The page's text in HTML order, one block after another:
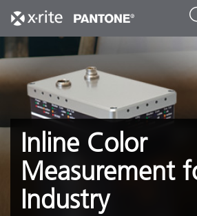
Inline Color
Measurement
Industry